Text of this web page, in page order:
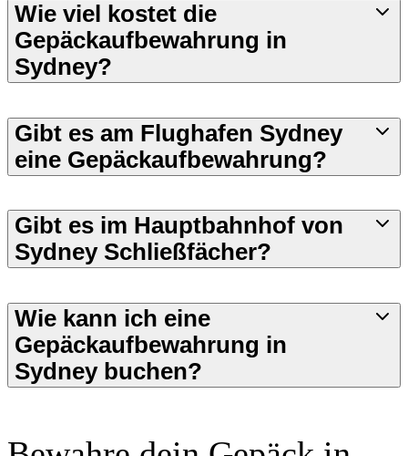
Wie viel kostet die
Gepäckaufbewahrung in
Sydney?
Gibt es am Flughafen Sydney
eine Gepäckaufbewahrung?
Gibt es im Hauptbahnhof von
Sydney Schließfächer?
Wie kann ich eine
Gepäckaufbewahrung in
Sydney buchen?